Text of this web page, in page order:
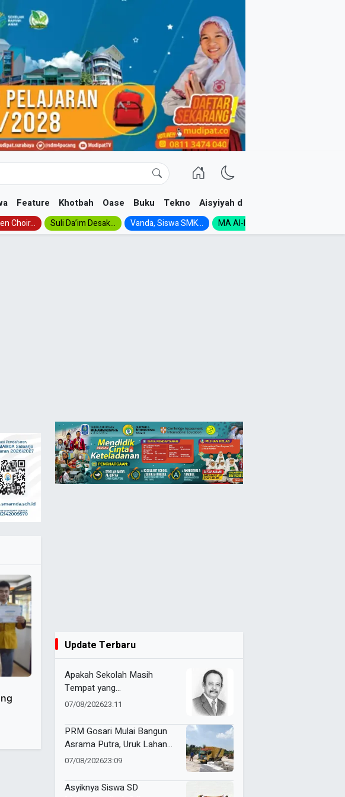
Feature Khotbah Oase Buku Tekno Aisyiyah dan NA
Choir... Suli Da’im Desak... Vanda, Siswa SMK... MA Al-Ishlah Gelar...
Update Terbaru
Apakah Sekolah Masih
Tempat yang
Menyenangkan?
07/08/202623:11
PRM Gosari Mulai Bangun
Asrama Putra, Uruk Lahan
dengan 81 Dump Truck
07/08/202623:09
Asyiknya Siswa SD